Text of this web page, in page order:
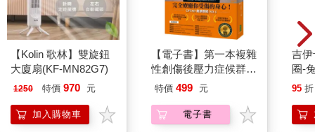
【Kolin 歌林】雙旋鈕
大廈扇(KF-MN82G7)
1250 特價 970 元
加入購物車
【電子書】第一本複雜
性創傷後壓力症候群自
我療癒聖經（長銷典
特價 499 元
電子書
吉伊卡哇
圈-
95 折